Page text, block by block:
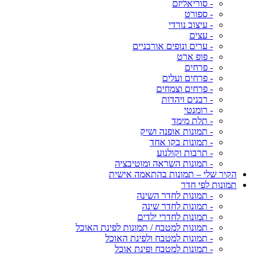
- סוריאליזם
- ספורט
- עיצוב נורדי
- עצים
- ערים ונופים אורבניים
- פופ ארט
- פרחים
- פרחים ועלים
- פרחים וצמחים
- רבנים ויהדות
- רומנטי
- תלת מימד
- תמונות אופנה ושיק
- תמונות בקו אחד
- תרבות וקולנוע
- תמונות השראה ומוטיבציה
הקיר שלי – תמונות בהתאמה אישית
תמונות לפי חדר
- תמונות לחדר השינה
- תמונות לחדר שינה
- תמונות לחדרי ילדים
- תמונות למטבח / תמונות לפינת האוכל
- תמונות למטבח ולפינת האוכל
- תמונות למטבח ופינת אוכל